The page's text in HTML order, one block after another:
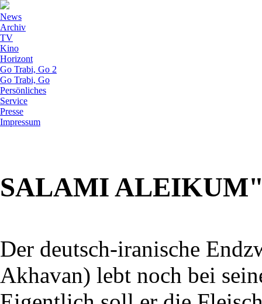
News
Archiv
TV
Kino
Horizont
Go Trabi, Go 2
Go Trabi, Go
Persönliches
Service
Presse
Impressum
SALAMI ALEIKUM"
Der deutsch-iranische
Akhavan) lebt noch bei